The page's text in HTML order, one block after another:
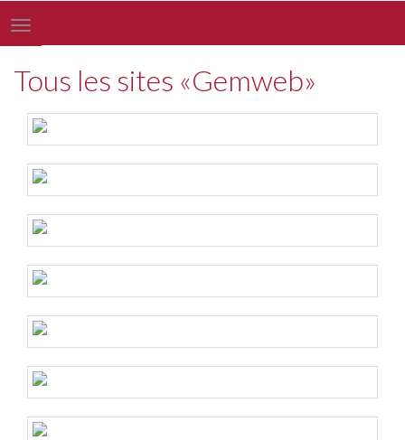
Toggle
navigation
Tous les sites «Gemweb»